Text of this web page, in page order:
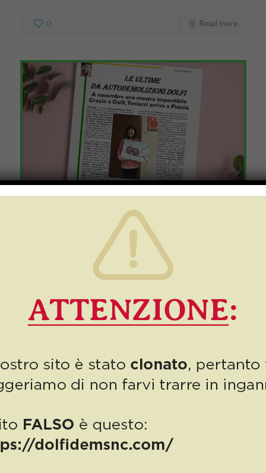
0 Read more
Numero 11/2023: a
Novembre una mostra
imperdibile!
con grande soddisfazione, che la mostra dedicata a Maria
Assunta Toniacci ha trovato periodo, sede e orari! Una […]